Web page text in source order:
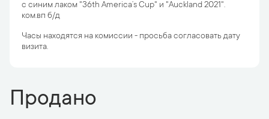
с синим лаком "36th America’s Cup" и "Auckland 2021".
ком.вп б/д
Часы находятся на комиссии - просьба согласовать дату
визита.
Продано